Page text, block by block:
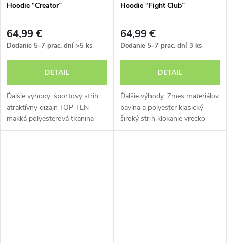
Hoodie “Creator”
64,99 €
Dodanie 5-7 prac. dní>5 ks
DETAIL
Ďalšie výhody: športový strih
atraktívny dizajn TOP TEN
mäkká polyesterová tkanina
široká kapucňa klokanie vrecko
Hoodie “Fight Club”
64,99 €
Dodanie 5-7 prac. dní3 ks
DETAIL
Ďalšie výhody: Zmes materiálov
bavlna a polyester klasický
široký strih klokanie vrecko
Kapucňa so sťahovacou